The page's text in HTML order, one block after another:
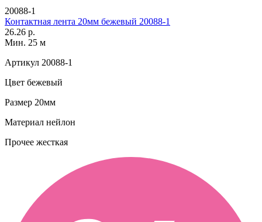
20088-1
Контактная лента 20мм бежевый 20088-1
26.26 р.
Мин. 25 м
Артикул 20088-1
Цвет бежевый
Размер 20мм
Материал нейлон
Прочее жесткая